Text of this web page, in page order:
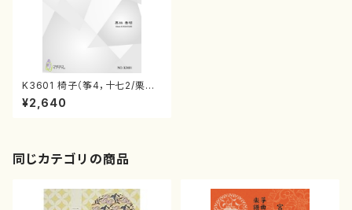
K3601 椅子（筝4，十七2/栗林
秀明/楽譜）
¥2,640
同じカテゴリの商品